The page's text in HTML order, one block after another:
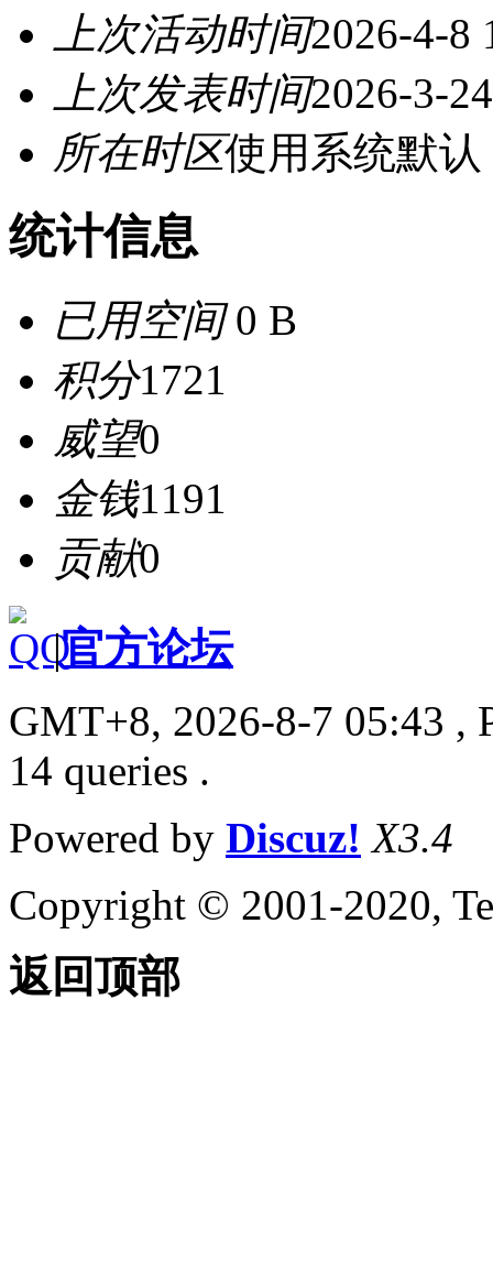
上次活动时间2026-4-8
上次发表时间2026-3-
所在时区使用系统默认
统计信息
已用空间0 B
积分1721
威望0
金钱1191
贡献0
|官方论坛
GMT+8, 2026-8-7 05:43 ,
14 queries .
Powered by Discuz! X3.4
Copyright © 2001-2020,
返回顶部